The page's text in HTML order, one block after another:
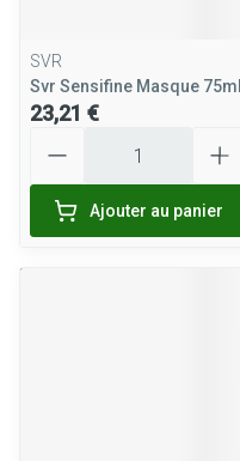
SVR
Svr Sensifine Masque 75ml
23,21 €
Ajouter au panier